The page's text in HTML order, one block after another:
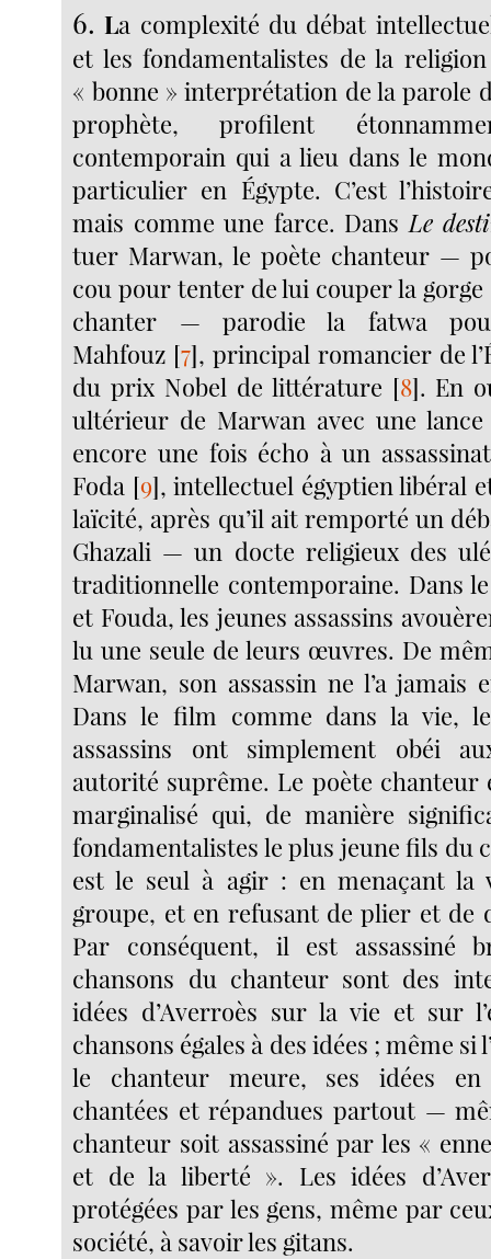
6. La complexité du débat
et les fondamentalistes de la
« bonne » interprétation de la parole
prophète, profilent
contemporain qui a lieu dans le
particulier en Égypte. C’est
mais comme une farce. Dans Le
tuer Marwan, le poète chanteur —
cou pour tenter de lui couper la gorge
chanter — parodie la fatwa
Mahfouz [7], principal romancier de
du prix Nobel de littérature [8]. En
ultérieur de Marwan avec une
encore une fois écho à un
Foda [9], intellectuel égyptien libéral
laïcité, après qu’il ait remporté un
Ghazali — un docte religieux des
traditionnelle contemporaine. Dans
et Fouda, les jeunes assassins
lu une seule de leurs œuvres. De
Marwan, son assassin ne l’a jamais
Dans le film comme dans la vie,
assassins ont simplement obéi
autorité suprême. Le poète
marginalisé qui, de manière
fondamentalistes le plus jeune fils du
est le seul à agir : en menaçant la
groupe, et en refusant de plier et de
Par conséquent, il est assassiné
chansons du chanteur sont des
idées d’Averroès sur la vie et sur
chansons égales à des idées ; même si
le chanteur meure, ses idées en
chantées et répandues partout —
chanteur soit assassiné par les «
et de la liberté ». Les idées
protégées par les gens, même par
société, à savoir les gitans.